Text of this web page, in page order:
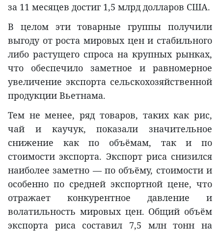
за 11 месяцев достиг 1,5 млрд долларов США.
В целом эти товарные группы получили
выгоду от роста мировых цен и стабильного
либо растущего спроса на крупных рынках,
что обеспечило заметное и равномерное
увеличение экспорта сельскохозяйственной
продукции Вьетнама.
Тем не менее, ряд товаров, таких как рис,
чай и каучук, показали значительное
снижение как по объёмам, так и по
стоимости экспорта. Экспорт риса снизился
наиболее заметно — по объёму, стоимости и
особенно по средней экспортной цене, что
отражает конкурентное давление и
волатильность мировых цен. Общий объём
экспорта риса составил 7,5 млн тонн на